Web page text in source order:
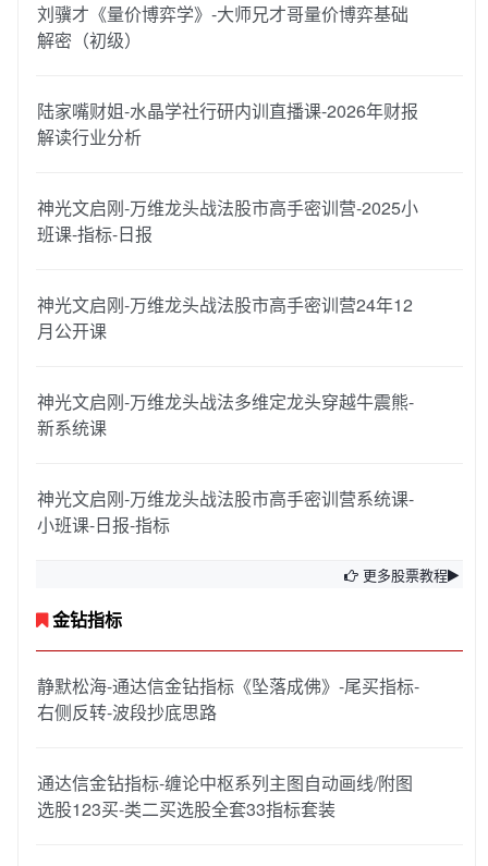
刘骥才《量价博弈学》-大师兄才哥量价博弈基础
解密（初级）
陆家嘴财姐-水晶学社行研内训直播课-2026年财报
解读行业分析
神光文启刚-万维龙头战法股市高手密训营-2025小
班课-指标-日报
神光文启刚-万维龙头战法股市高手密训营24年12
月公开课
神光文启刚-万维龙头战法多维定龙头穿越牛震熊-
新系统课
神光文启刚-万维龙头战法股市高手密训营系统课-
小班课-日报-指标
更多股票教程
金钻指标
静默松海-通达信金钻指标《坠落成佛》-尾买指标-
右侧反转-波段抄底思路
通达信金钻指标-缠论中枢系列主图自动画线/附图
选股123买-类二买选股全套33指标套装